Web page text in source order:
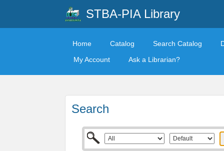
STBA-PIA Library
Home Catalog Search Catalog
My Account
Ask a Librarian?
Search